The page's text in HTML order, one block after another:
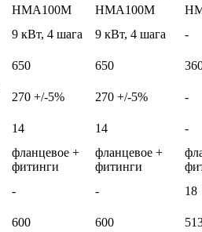
HMA100M HMA100M
9 кВт, 4 шага 9 кВт, 4 шага
-
650 650
270 +/-5% 270 +/-5%
-
14 14
-
фланцевое +
фитинги
фланцевое +
фитинги
- -
18
600 600